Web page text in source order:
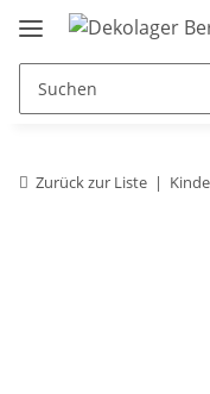
Zurück zur Liste